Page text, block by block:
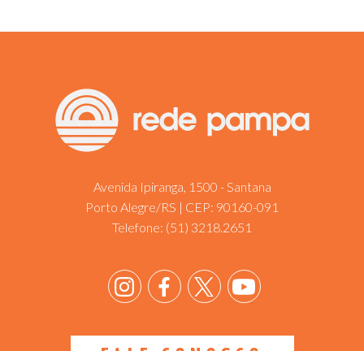
Avenida Ipiranga, 1500 - Santana
Porto Alegre/RS | CEP: 90160-091
Telefone: (51) 3218.2651